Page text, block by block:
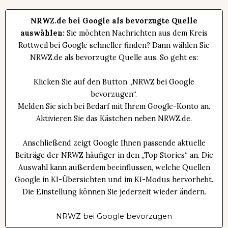
NRWZ.de bei Google als bevorzugte Quelle
auswählen: Sie möchten Nachrichten aus dem Kreis
Rottweil bei Google schneller finden? Dann wählen Sie
NRWZ.de als bevorzugte Quelle aus. So geht es:
Klicken Sie auf den Button „NRWZ bei Google
bevorzugen“.
Melden Sie sich bei Bedarf mit Ihrem Google-Konto an.
Aktivieren Sie das Kästchen neben NRWZ.de.
Anschließend zeigt Google Ihnen passende aktuelle
Beiträge der NRWZ häufiger in den „Top Stories“ an. Die
Auswahl kann außerdem beeinflussen, welche Quellen
Google in KI-Übersichten und im KI-Modus hervorhebt.
Die Einstellung können Sie jederzeit wieder ändern.
NRWZ bei Google bevorzugen